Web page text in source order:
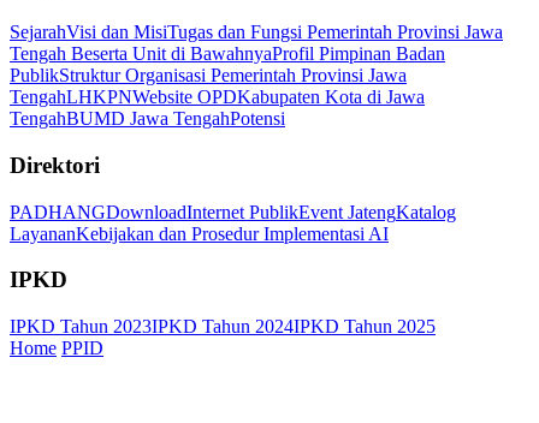
SejarahVisi dan MisiTugas dan Fungsi Pemerintah Provinsi Jawa
Tengah Beserta Unit di BawahnyaProfil Pimpinan Badan
PublikStruktur Organisasi Pemerintah Provinsi Jawa
TengahLHKPNWebsite OPDKabupaten Kota di Jawa
TengahBUMD Jawa TengahPotensi
Direktori
PADHANGDownloadInternet PublikEvent JatengKatalog
LayananKebijakan dan Prosedur Implementasi AI
IPKD
IPKD Tahun 2023IPKD Tahun 2024IPKD Tahun 2025
Home PPID